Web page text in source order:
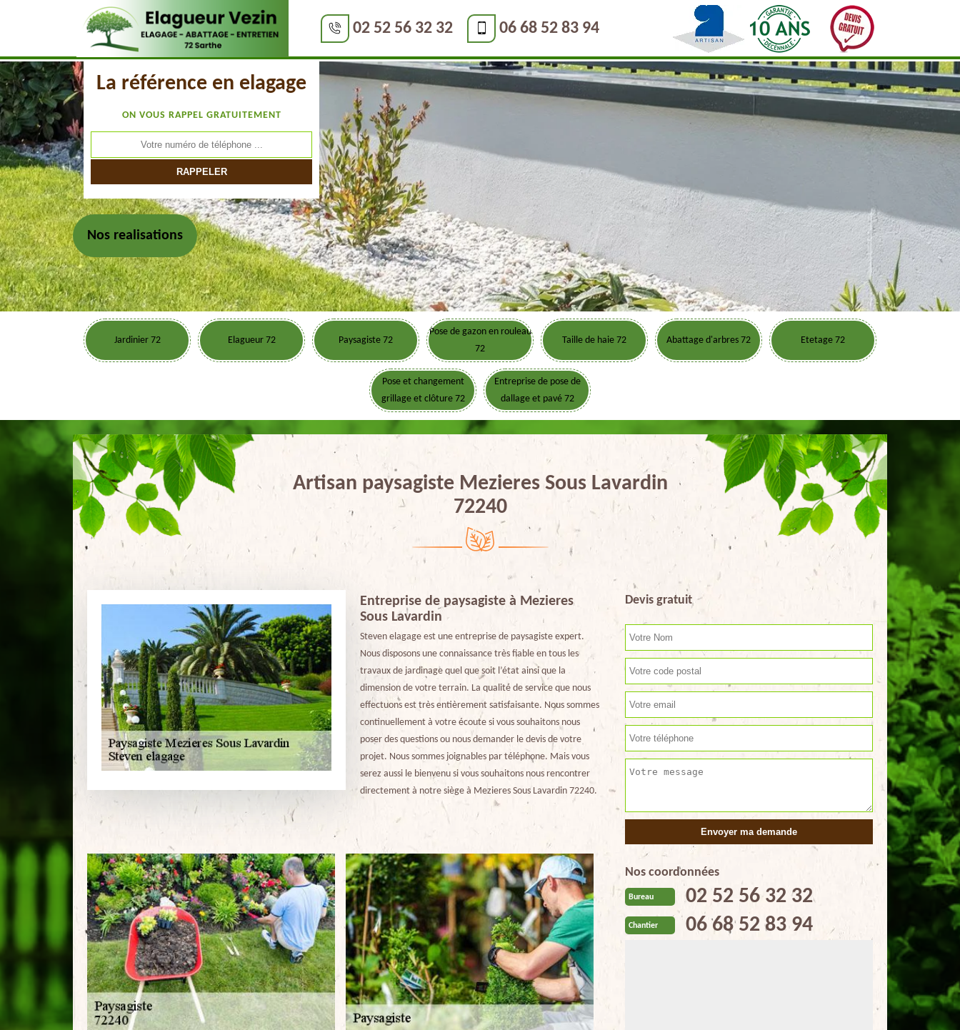
02 52 56 32 32 06 68 52 83 94
La référence en elagage
ON VOUS RAPPEL GRATUITEMENT
Nos realisations
Jardinier 72 Elagueur 72 Paysagiste 72
Pose de gazon en rouleau
72
Taille de haie 72 Abattage d'arbres 72 Etetage 72
Pose et changement
grillage et clôture 72
Entreprise de pose de
dallage et pavé 72
Artisan paysagiste Mezieres Sous Lavardin
72240
Entreprise de paysagiste à Mezieres
Sous Lavardin
Steven elagage est une entreprise de paysagiste expert.
Nous disposons une connaissance très fiable en tous les
travaux de jardinage quel que soit l’état ainsi que la
dimension de votre terrain. La qualité de service que nous
effectuons est très entièrement satisfaisante. Nous sommes
continuellement à votre écoute si vous souhaitons nous
poser des questions ou nous demander le devis de votre
projet. Nous sommes joignables par téléphone. Mais vous
serez aussi le bienvenu si vous souhaitons nous rencontrer
directement à notre siège à Mezieres Sous Lavardin 72240.
Devis gratuit
Nos coordonnées
Bureau 02 52 56 32 32
Chantier 06 68 52 83 94